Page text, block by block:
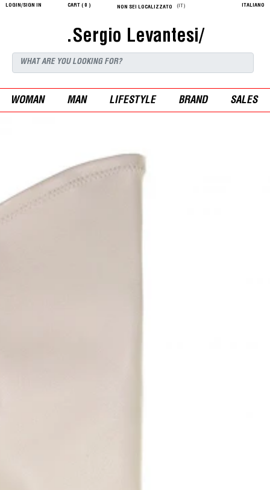
LOGIN/SIGN IN CART ( 0 ) NON SEI LOCALIZZATO (IT) ITALIANO
.Sergio Levantesi/
WOMAN MAN LIFESTYLE BRAND SALES